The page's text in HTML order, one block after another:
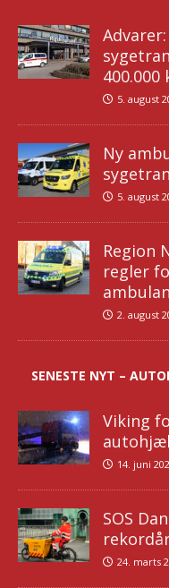
5. august
Ny
5. august
Region
regler
2. august
SENESTE NYT –
Viking
14. juni
SOS
24. marts